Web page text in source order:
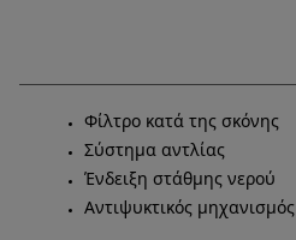
Φίλτρο κατά της σκόνης
Σύστημα αντλίας
Ένδειξη στάθμης νερού
Αντιψυκτικός μηχανισμός